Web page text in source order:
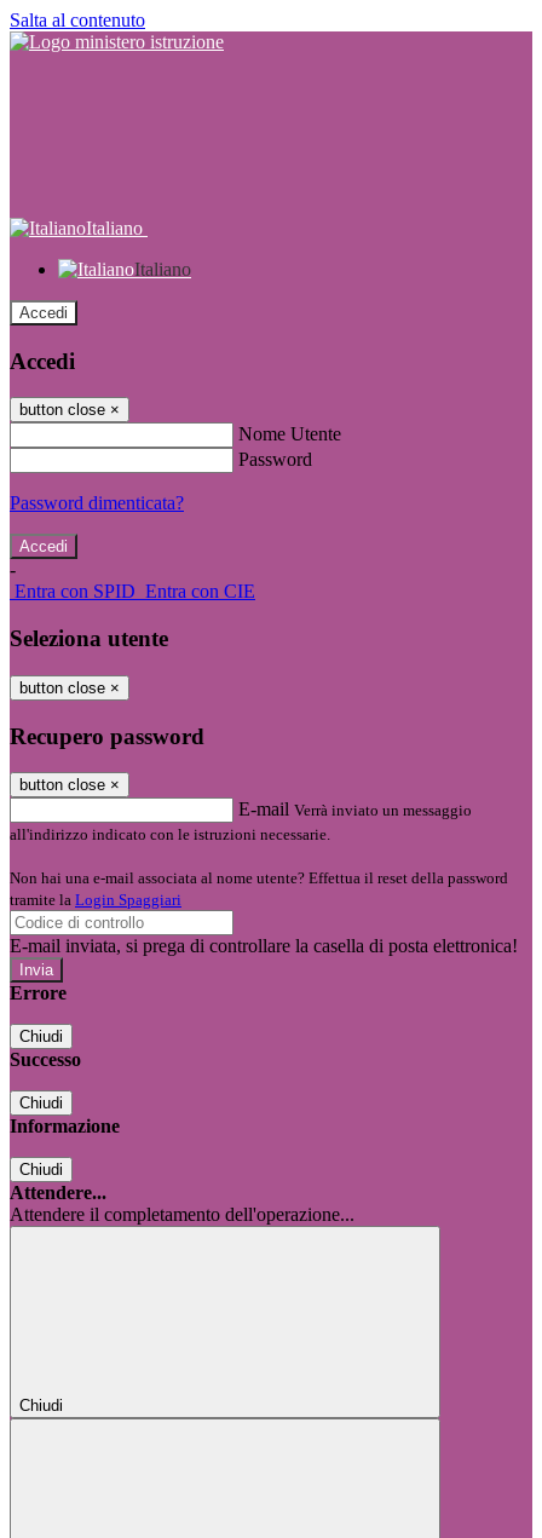
Salta al contenuto
Italiano
Italiano
Accedi
Accedi
button close ×
Nome Utente
Password
Password dimenticata?
-
Entra con SPID Entra con CIE
Seleziona utente
button close ×
Recupero password
button close ×
E-mail Verrà inviato un messaggio
all'indirizzo indicato con le istruzioni necessarie.
Non hai una e-mail associata al nome utente? Effettua il reset della password
tramite la Login Spaggiari
E-mail inviata, si prega di controllare la casella di posta elettronica!
Errore
Chiudi
Successo
Chiudi
Informazione
Chiudi
Attendere...
Attendere il completamento dell'operazione...
Chiudi